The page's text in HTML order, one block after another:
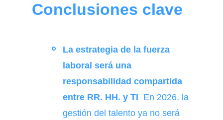
Conclusiones clave
La estrategia de la fuerza
laboral será una
responsabilidad compartida
entre RR. HH. y TI En 2026, la
gestión del talento ya no será